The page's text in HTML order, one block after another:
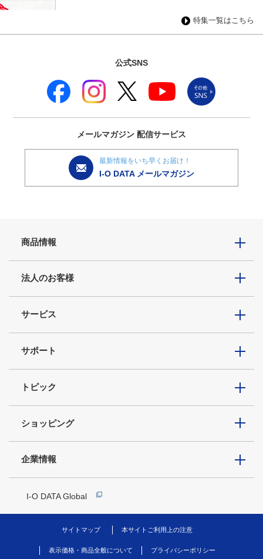
特集一覧はこちら
公式SNS
メールマガジン 配信サービス
最新情報をいち早くお届け！
I-O DATA メールマガジン
商品情報
法人のお客様
サービス
サポート
トピック
ショッピング
企業情報
I-O DATA Global
サイトマップ 本サイトご利用上の注意
表示価格・商品全般について プライバシーポリシー